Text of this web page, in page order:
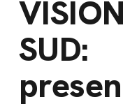
SUD:
Lavora con
Bilancio di
missione